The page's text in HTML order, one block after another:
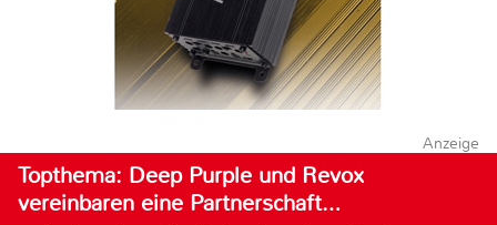
Anzeige
Topthema: Deep Purple und Revox
vereinbaren eine Partnerschaft…